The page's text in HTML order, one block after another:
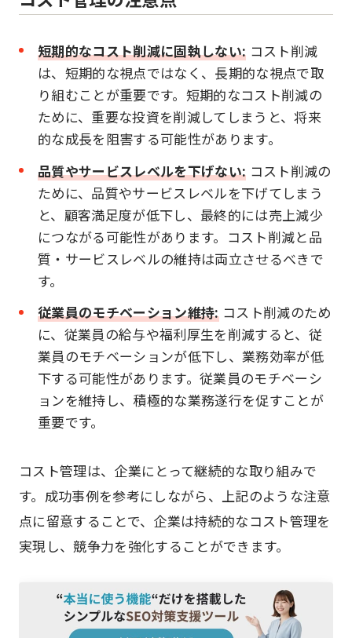
短期的なコスト削減に固執しない: コスト削減
は、短期的な視点ではなく、長期的な視点で取
り組むことが重要です。短期的なコスト削減の
ために、重要な投資を削減してしまうと、将来
的な成長を阻害する可能性があります。
品質やサービスレベルを下げない: コスト削減の
ために、品質やサービスレベルを下げてしまう
と、顧客満足度が低下し、最終的には売上減少
につながる可能性があります。コスト削減と品
質・サービスレベルの維持は両立させるべきで
す。
従業員のモチベーション維持:コスト削減のため
に、従業員の給与や福利厚生を削減すると、従
業員のモチベーションが低下し、業務効率が低
下する可能性があります。従業員のモチベーシ
ョンを維持し、積極的な業務遂行を促すことが
重要です。
コスト管理は、企業にとって継続的な取り組みで
す。成功事例を参考にしながら、上記のような注意
点に留意することで、企業は持続的なコスト管理を
実現し、競争力を強化することができます。